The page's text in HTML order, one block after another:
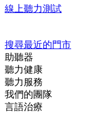
線上聽力測試
搜尋最近的門市
助聽器
聽力健康
聽力服務
我們的團隊
言語治療